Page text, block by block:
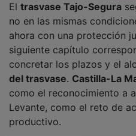
El trasvase Tajo-Segura
no en las mismas
ahora con una protección
siguiente capítulo
concretar los plazos y el
del trasvase. Castilla-La
como el reconocimiento a
Levante, como el reto de
productivo.